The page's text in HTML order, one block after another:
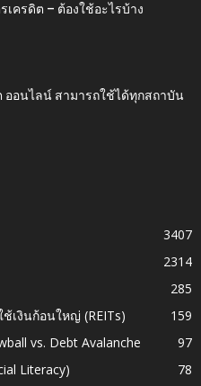
เครดิต – ต้องใช้อะไรบ้าง
ออนไลน์ สามารถใช้ได้ทุกสถาบัน
3407
2314
285
เงินก้อนใหญ่ (REITs)
159
vs. Debt Avalanche
97
Literacy)
78